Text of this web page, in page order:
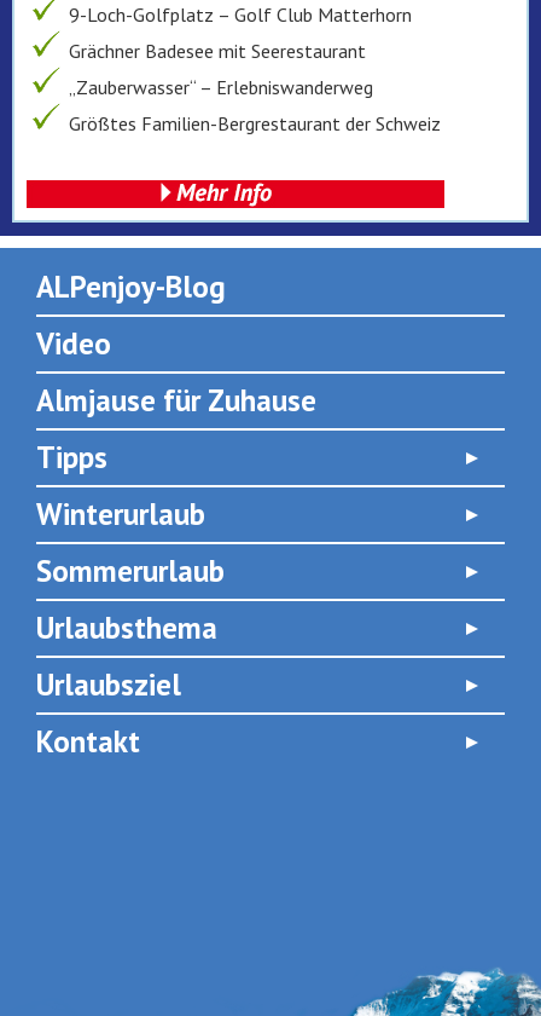
9-Loch-Golfplatz – Golf Club Matterhorn
Grächner Badesee mit Seerestaurant
„Zauberwasser“ – Erlebniswanderweg
Größtes Familien-Bergrestaurant der Schweiz
ALPenjoy-Blog
Video
Almjause für Zuhause
Tipps
Winterurlaub
Sommerurlaub
Urlaubsthema
Urlaubsziel
Kontakt